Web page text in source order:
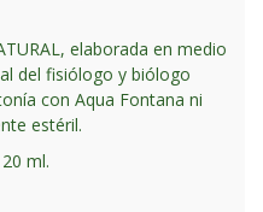
elaborada en medio
del fisiólogo y biólogo
con Aqua Fontana ni
estéril.
ml.